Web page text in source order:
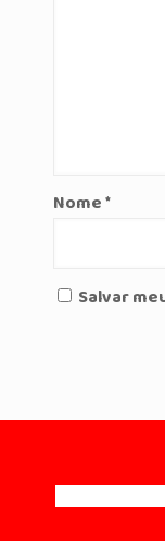
Nome*
Salvar